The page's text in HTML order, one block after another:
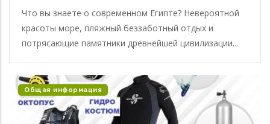
Что вы знаете о современном Египте? Невероятной
красоты море, пляжный беззаботный отдых и
потрясающие памятники древнейшей цивилизации...
Общая информация